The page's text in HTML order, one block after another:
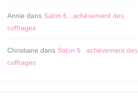
Annie dans Salon 6 : achèvement des
coffrages
Christiane dans Salon 6 : achèvement des
coffrages